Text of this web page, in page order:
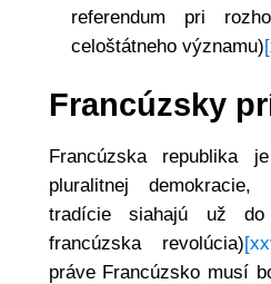
referendum pri
celoštátneho významu)
Francúzsky
Francúzska republika
pluralitnej demokracie,
tradície siahajú už
francúzska revolúcia)
práve Francúzsko musí